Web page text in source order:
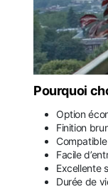
Pourquoi
Option
Finition
Facile
Excellente
Durée de